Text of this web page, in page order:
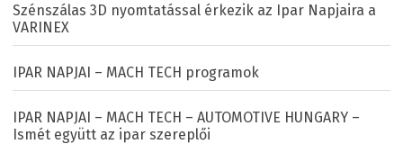
Szénszálas 3D nyomtatással érkezik az Ipar Napjaira a
VARINEX
IPAR NAPJAI – MACH TECH programok
IPAR NAPJAI – MACH TECH – AUTOMOTIVE HUNGARY –
Ismét együtt az ipar szereplői